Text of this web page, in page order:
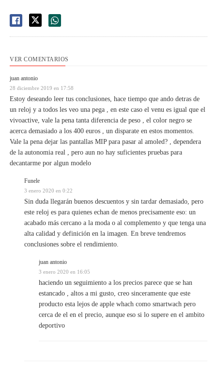
VER COMENTARIOS
juan antonio
28 diciembre 2019 en 17:58
Estoy deseando leer tus conclusiones, hace tiempo que ando detras de
un reloj y a todos les veo una pega , en este caso el venu es igual que el
vivoactive, vale la pena tanta diferencia de peso , el color negro se
acerca demasiado a los 400 euros , un disparate en estos momentos.
Vale la pena dejar las pantallas MIP para pasar al amoled? , dependera
de la autonomia real , pero aun no hay suficientes pruebas para
decantarme por algun modelo
Funele
3 enero 2020 en 0:22
Sin duda llegarán buenos descuentos y sin tardar demasiado, pero
este reloj es para quienes echan de menos precisamente eso: un
acabado más cercano a la moda o al complemento y que tenga una
alta calidad y definición en la imagen. En breve tendremos
conclusiones sobre el rendimiento.
juan antonio
3 enero 2020 en 16:05
haciendo un seguimiento a los precios parece que se han
estancado , altos a mi gusto, creo sinceramente que este
producto esta lejos de apple whach como smartwach pero
cerca de el en el precio, aunque eso si lo supere en el ambito
deportivo